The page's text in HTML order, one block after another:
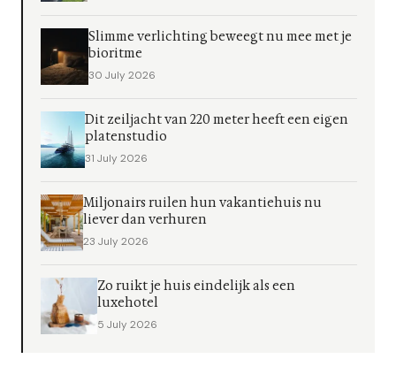
Slimme verlichting beweegt nu mee met je
bioritme
30 July 2026
Dit zeiljacht van 220 meter heeft een eigen
platenstudio
31 July 2026
Miljonairs ruilen hun vakantiehuis nu
liever dan verhuren
23 July 2026
Zo ruikt je huis eindelijk als een
luxehotel
5 July 2026